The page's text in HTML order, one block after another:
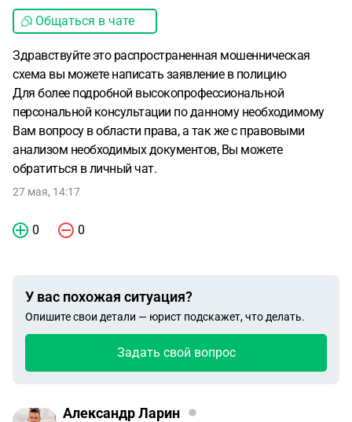
Общаться в чате
Здравствуйте это распространенная мошенническая
схема вы можете написать заявление в полицию
Для более подробной высокопрофессиональной
персональной консультации по данному необходимому
Вам вопросу в области права, а так же с правовыми
анализом необходимых документов, Вы можете
обратиться в личный чат.
27 мая, 14:17
0 0
У вас похожая ситуация?
Опишите свои детали — юрист подскажет, что делать.
Задать свой вопрос
Александр Ларин